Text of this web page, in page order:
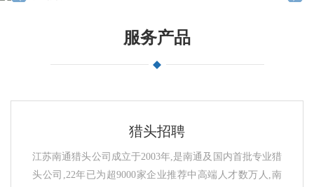
服务产品
猎头招聘
江苏南通猎头公司成立于2003年,是南通及国内首批专业猎
头公司,22年已为超9000家企业推荐中高端人才数万人,南